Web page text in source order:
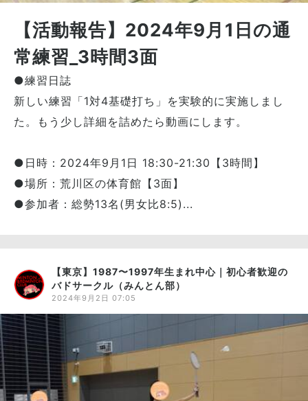
【活動報告】2024年9月1日の通
常練習_3時間3面
●練習日誌
新しい練習「1対4基礎打ち」を実験的に実施しまし
た。もう少し詳細を詰めたら動画にします。
●日時：2024年9月1日 18:30-21:30【3時間】
●場所：荒川区の体育館【3面】
●参加者：総勢13名(男女比8:5)...
【東京】1987〜1997年生まれ中心｜初心者歓迎の
バドサークル（みんとん部）
2024年9月2日 07:05